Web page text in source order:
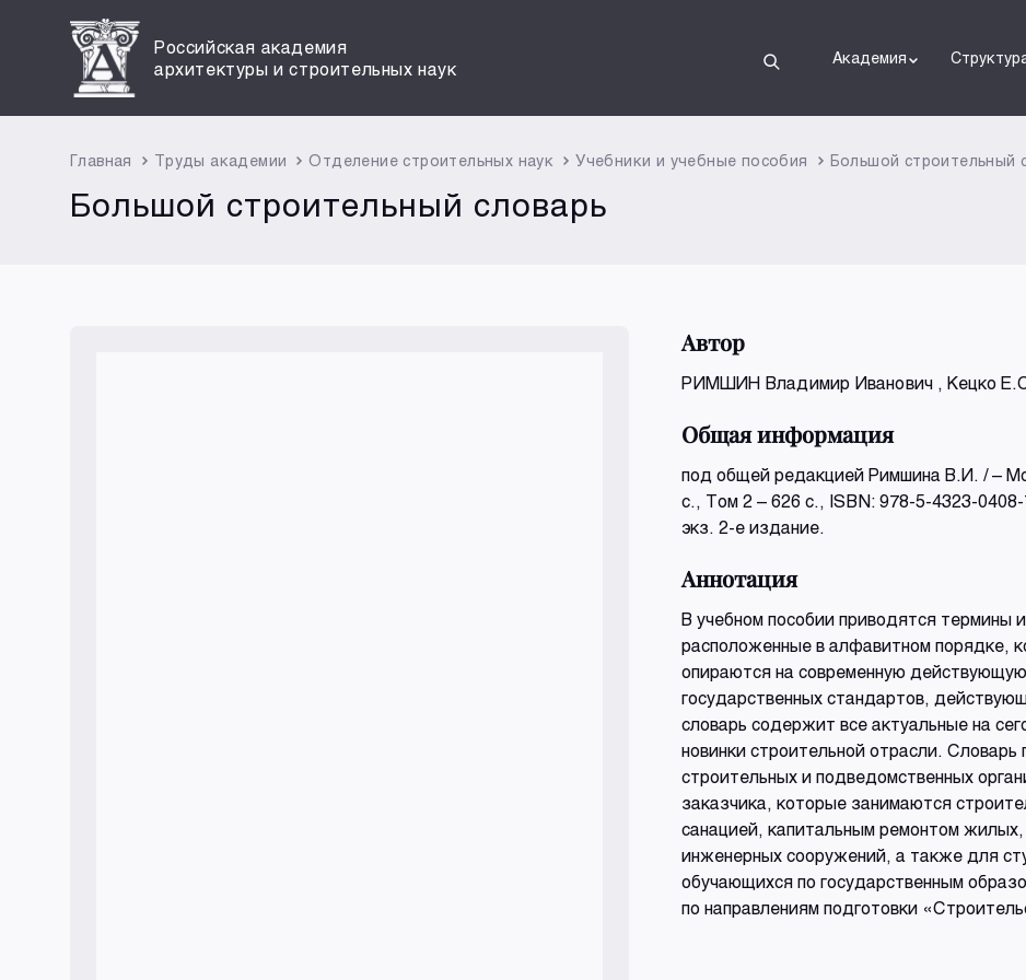
Российская академия
архитектуры и строительных наук
Академия
Главная Труды академии Отделение строительных наук Учебники и учебные пособия Большой строительный
Большой строительный словарь
Автор
РИМШИН Владимир Иванович , Кецко
Общая информация
под общей редакцией Римшина В.И. / –
с., Том 2 – 626 с., ISBN: 978-5-4323-
экз. 2-е издание.
Аннотация
В учебном пособии приводятся термины
расположенные в алфавитном порядке,
опираются на современную
государственных стандартов,
словарь содержит все актуальные на
новинки строительной отрасли.
строительных и подведомственных
заказчика, которые занимаются
санацией, капитальным ремонтом
инженерных сооружений, а также для
обучающихся по государственным
по направлениям подготовки